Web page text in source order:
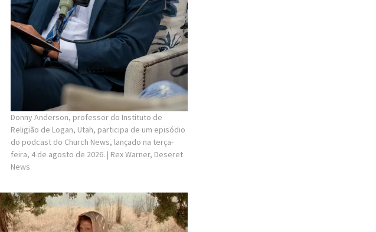
Donny Anderson, professor do Instituto de
Religião de Logan, Utah, participa de um episódio
do podcast do Church News, lançado na terça-
feira, 4 de agosto de 2026. | Rex Warner, Deseret
News